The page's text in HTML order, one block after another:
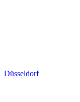
Düsseldorf